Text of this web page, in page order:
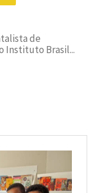
de
Instituto Brasil...